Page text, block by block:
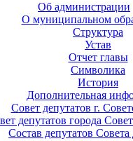
Об администрации
О муниципальном
Структура
Устав
Отчет главы
Символика
История
Дополнительная
Совет депутатов г.
депутатов города
Состав депутатов Совета